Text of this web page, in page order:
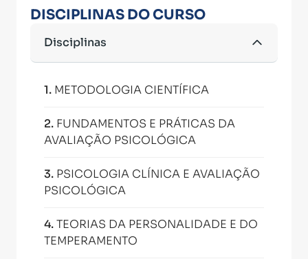
DISCIPLINAS DO CURSO
Disciplinas
1. METODOLOGIA CIENTÍFICA
2. FUNDAMENTOS E PRÁTICAS DA
AVALIAÇÃO PSICOLÓGICA
3. PSICOLOGIA CLÍNICA E AVALIAÇÃO
PSICOLÓGICA
4.TEORIAS DA PERSONALIDADE E DO
TEMPERAMENTO